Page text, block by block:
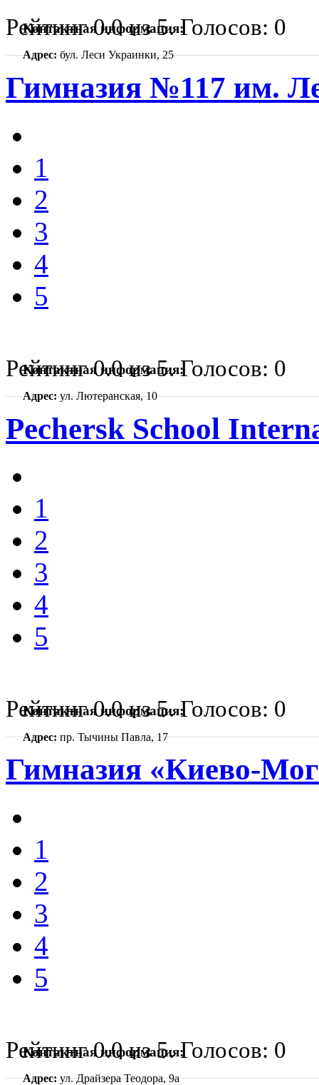
Рейтинг0.0из5. Голосов: 0
Контактная информация:
Адрес:бул. Леси Украинки, 25
Гимназия №117 им.
1
2
3
4
5
Рейтинг0.0из5. Голосов: 0
Контактная информация:
Адрес:ул. Лютеранская, 10
Pechersk School
1
2
3
4
5
Рейтинг0.0из5. Голосов: 0
Контактная информация:
Адрес:пр. Тычины Павла, 17
Гимназия «Киево-
1
2
3
4
5
Рейтинг0.0из5. Голосов: 0
Контактная информация:
Адрес:ул. Драйзера Теодора, 9а